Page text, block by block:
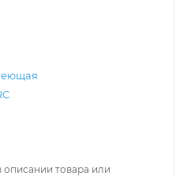
товара или